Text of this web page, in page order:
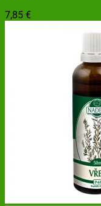
7,85 €